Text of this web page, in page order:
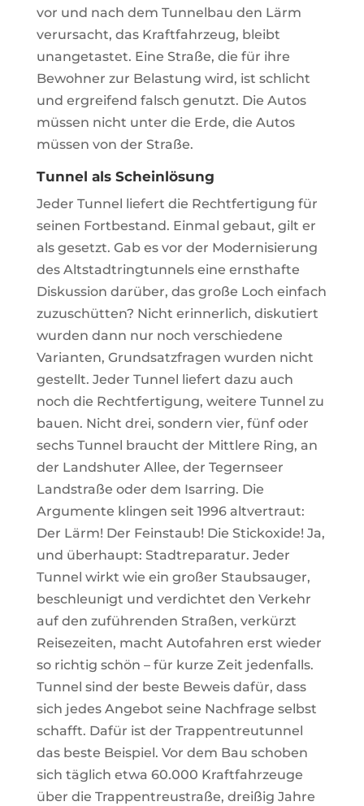
vor und nach dem Tunnelbau den Lärm
verursacht, das Kraftfahrzeug, bleibt
unangetastet. Eine Straße, die für ihre
Bewohner zur Belastung wird, ist schlicht
und ergreifend falsch genutzt. Die Autos
müssen nicht unter die Erde, die Autos
müssen von der Straße.
Tunnel als Scheinlösung
Jeder Tunnel liefert die Rechtfertigung für
seinen Fortbestand. Einmal gebaut, gilt er
als gesetzt. Gab es vor der Modernisierung
des Altstadtringtunnels eine ernsthafte
Diskussion darüber, das große Loch einfach
zuzuschütten? Nicht erinnerlich, diskutiert
wurden dann nur noch verschiedene
Varianten, Grundsatzfragen wurden nicht
gestellt. Jeder Tunnel liefert dazu auch
noch die Rechtfertigung, weitere Tunnel zu
bauen. Nicht drei, sondern vier, fünf oder
sechs Tunnel braucht der Mittlere Ring, an
der Landshuter Allee, der Tegernseer
Landstraße oder dem Isarring. Die
Argumente klingen seit 1996 altvertraut:
Der Lärm! Der Feinstaub! Die Stickoxide! Ja,
und überhaupt: Stadtreparatur. Jeder
Tunnel wirkt wie ein großer Staubsauger,
beschleunigt und verdichtet den Verkehr
auf den zuführenden Straßen, verkürzt
Reisezeiten, macht Autofahren erst wieder
so richtig schön – für kurze Zeit jedenfalls.
Tunnel sind der beste Beweis dafür, dass
sich jedes Angebot seine Nachfrage selbst
schafft. Dafür ist der Trappentreutunnel
das beste Beispiel. Vor dem Bau schoben
sich täglich etwa 60.000 Kraftfahrzeuge
über die Trappentreustraße, dreißig Jahre